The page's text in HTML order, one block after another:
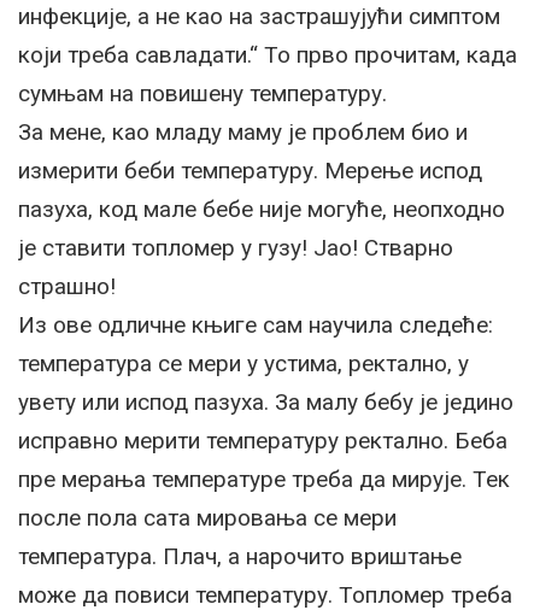
инфекције, а не као на застрашујући симптом
који треба савладати.“ То прво прочитам, када
сумњам на повишену температуру.
За мене, као младу маму је проблем био и
измерити беби температуру. Мерење испод
пазуха, код мале бебе није могуће, неопходно
је ставити топломер у гузу! Јао! Стварно
страшно!
Из ове одличне књиге сам научила следеће:
температура се мери у устима, ректално, у
увету или испод пазуха. За малу бебу је једино
исправно мерити температуру ректално. Беба
пре мерања температуре треба да мирује. Тек
после пола сата мировања се мери
температура. Плач, а нарочито вриштање
може да повиси температуру. Топломер треба